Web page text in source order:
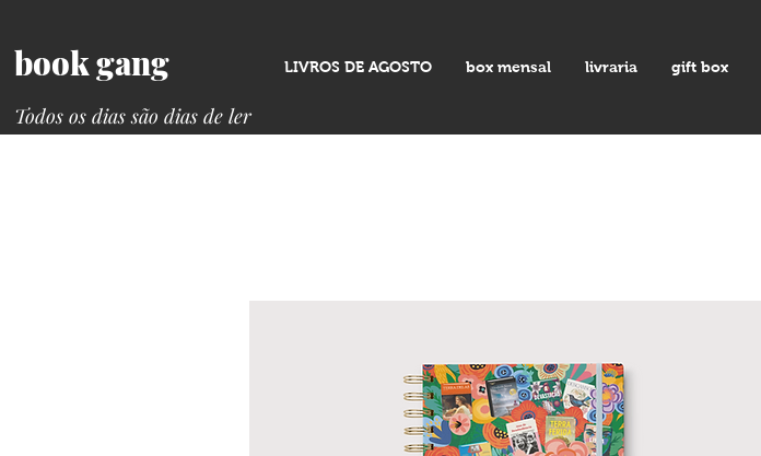
LIVROS DE AGOSTO box mensal livraria gift box
book gang
Todos os dias são dias de ler